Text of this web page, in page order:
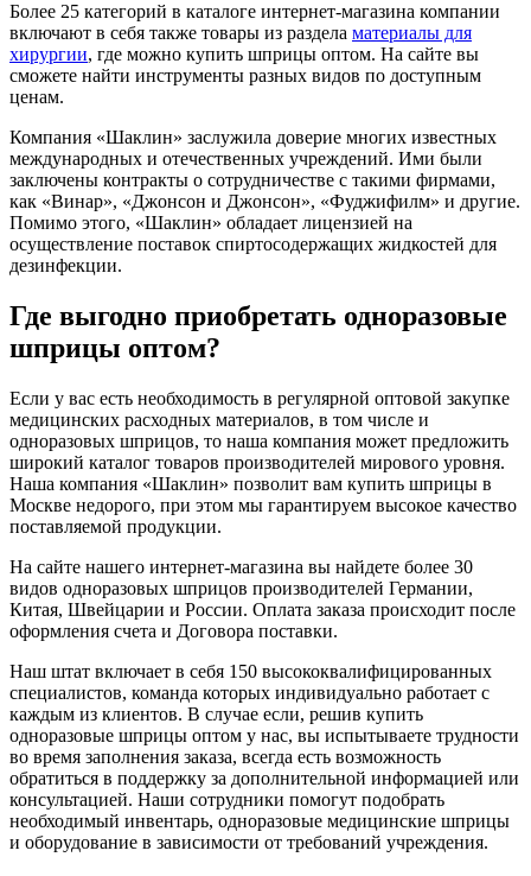
Более 25 категорий в каталоге интернет-магазина компании
включают в себя также товары из раздела материалы для
хирургии, где можно купить шприцы оптом. На сайте вы
сможете найти инструменты разных видов по доступным
ценам.
Компания «Шаклин» заслужила доверие многих известных
международных и отечественных учреждений. Ими были
заключены контракты о сотрудничестве с такими фирмами,
как «Винар», «Джонсон и Джонсон», «Фуджифилм» и другие.
Помимо этого, «Шаклин» обладает лицензией на
осуществление поставок спиртосодержащих жидкостей для
дезинфекции.
Где выгодно приобретать одноразовые
шприцы оптом?
Если у вас есть необходимость в регулярной оптовой закупке
медицинских расходных материалов, в том числе и
одноразовых шприцов, то наша компания может предложить
широкий каталог товаров производителей мирового уровня.
Наша компания «Шаклин» позволит вам купить шприцы в
Москве недорого, при этом мы гарантируем высокое качество
поставляемой продукции.
На сайте нашего интернет-магазина вы найдете более 30
видов одноразовых шприцов производителей Германии,
Китая, Швейцарии и России. Оплата заказа происходит после
оформления счета и Договора поставки.
Наш штат включает в себя 150 высококвалифицированных
специалистов, команда которых индивидуально работает с
каждым из клиентов. В случае если, решив купить
одноразовые шприцы оптом у нас, вы испытываете трудности
во время заполнения заказа, всегда есть возможность
обратиться в поддержку за дополнительной информацией или
консультацией. Наши сотрудники помогут подобрать
необходимый инвентарь, одноразовые медицинские шприцы
и оборудование в зависимости от требований учреждения.